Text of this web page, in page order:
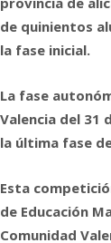
de quinientos
la fase inicial.
La fase
Valencia del 31
la última fase
Esta
de Educación
Comunidad